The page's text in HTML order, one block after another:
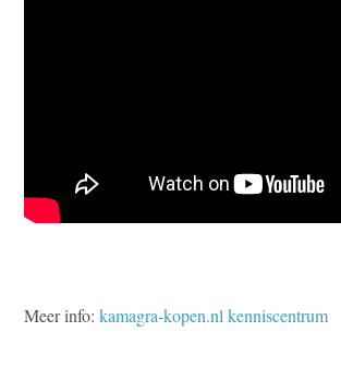
Meer info:kamagra-kopen.nl kenniscentrum